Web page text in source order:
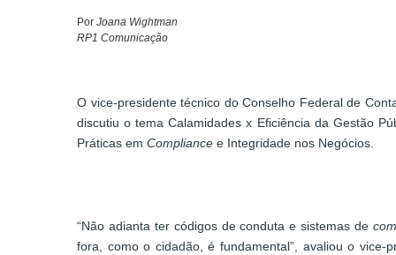
Por Joana Wightman
RP1 Comunicação
O vice-presidente técnico do Conselho Federal de
discutiu o tema Calamidades x Eficiência da Gestão
Práticas em Compliance e Integridade nos Negócios.
“Não adianta ter códigos de conduta e sistemas de
fora, como o cidadão, é fundamental”, avaliou o